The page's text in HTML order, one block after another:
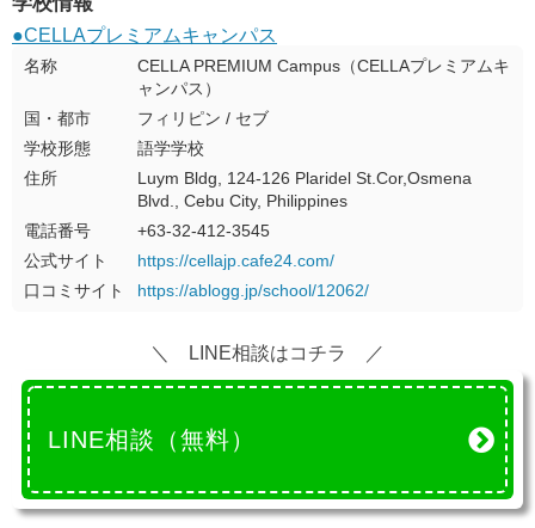
●CELLAプレミアムキャンパス
名称
CELLA PREMIUM Campus（CELLAプレミアムキ
ャンパス）
国・都市
フィリピン / セブ
学校形態
語学学校
住所
Luym Bldg, 124-126 Plaridel St.Cor,Osmena
Blvd., Cebu City, Philippines
電話番号
+63-32-412-3545
公式サイト
https://cellajp.cafe24.com/
口コミサイト
https://ablogg.jp/school/12062/
＼ LINE相談はコチラ ／
LINE相談（無料）